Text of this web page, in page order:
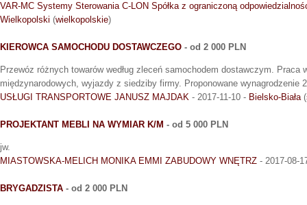
VAR-MC Systemy Sterowania C-LON Spółka z ograniczoną
Wielkopolski (wielkopolskie)
KIEROWCA SAMOCHODU DOSTAWCZEGO - od 2 000 PLN
Przewóz różnych towarów według zleceń samochodem dostawczym. Praca
międzynarodowych, wyjazdy z siedziby firmy. Proponowane wynagrodzenie
USŁUGI TRANSPORTOWE JANUSZ MAJDAK - 2017-11-10 - Bielsko-Biała(
PROJEKTANT MEBLI NA WYMIAR K/M - od 5 000 PLN
jw.
MIASTOWSKA-MELICH MONIKA EMMI ZABUDOWY WNĘTRZ - 2017-08-
BRYGADZISTA - od 2 000 PLN